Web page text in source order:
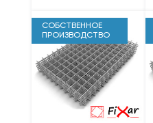
СОБСТВЕННОЕ
ПРОИЗВОДСТВО